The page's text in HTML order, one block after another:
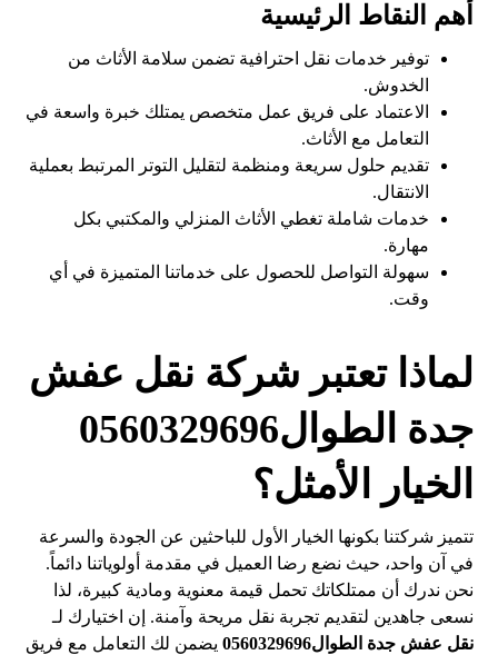
أهم النقاط الرئيسية
توفير خدمات نقل احترافية تضمن سلامة الأثاث من
الخدوش.
الاعتماد على فريق عمل متخصص يمتلك خبرة واسعة في
التعامل مع الأثاث.
تقديم حلول سريعة ومنظمة لتقليل التوتر المرتبط بعملية
الانتقال.
خدمات شاملة تغطي الأثاث المنزلي والمكتبي بكل
مهارة.
سهولة التواصل للحصول على خدماتنا المتميزة في أي
وقت.
لماذا تعتبر شركة نقل عفش
جدة الطوال0560329696
الخيار الأمثل؟
تتميز شركتنا بكونها الخيار الأول للباحثين عن الجودة والسرعة
في آن واحد، حيث نضع رضا العميل في مقدمة أولوياتنا دائماً.
نحن ندرك أن ممتلكاتك تحمل قيمة معنوية ومادية كبيرة، لذا
نسعى جاهدين لتقديم تجربة نقل مريحة وآمنة. إن اختيارك لـ
نقل عفش جدة الطوال0560329696
يضمن لك التعامل مع فريق